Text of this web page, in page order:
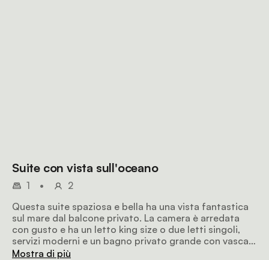
Suite con vista sull'oceano
1 •
2
Questa suite spaziosa e bella ha una vista fantastica
sul mare dal balcone privato. La camera è arredata
con gusto e ha un letto king size o due letti singoli,
servizi moderni e un bagno privato grande con vasca
da bagno profonda e doccia.
Mostra di più